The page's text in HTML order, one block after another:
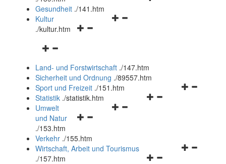
Navigationsmenü
Gesundheit ./141.htm
Navigationsmenü
Kultur
./kultur.htm
Navigationsmenü
und
schließen
Land- und Forstwirtschaft ./147.htm
Sicherheit und Ordnung ./89557.htm
Navigationsmenü
Sport und Freizeit ./151.htm
Navigationsmenü
Statistik ./statistik.htm
Navigationsmenü
und
schließen
Umwelt
und Natur
./153.htm
Verkehr ./155.htm
Navigationsmenü
Wirtschaft, Arbeit und Tourismus
./157.htm